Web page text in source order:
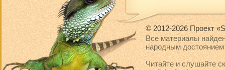
© 2012-2026 Проект
Все материалы
народным достоянием
Читайте и слушайте